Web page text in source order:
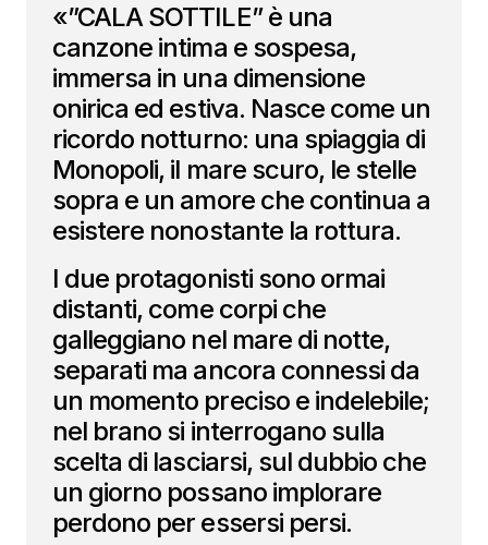
«”CALA SOTTILE” è una
canzone intima e sospesa,
immersa in una dimensione
onirica ed estiva. Nasce come un
ricordo notturno: una spiaggia di
Monopoli, il mare scuro, le stelle
sopra e un amore che continua a
esistere nonostante la rottura.
I due protagonisti sono ormai
distanti, come corpi che
galleggiano nel mare di notte,
separati ma ancora connessi da
un momento preciso e indelebile;
nel brano si interrogano sulla
scelta di lasciarsi, sul dubbio che
un giorno possano implorare
perdono per essersi persi.